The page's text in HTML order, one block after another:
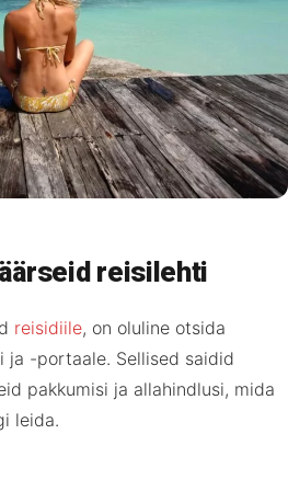
reisilehti
reisidiile, on oluline otsida
ja -portaale. Sellised saidid
pakkumisi ja allahindlusi, mida
leida.